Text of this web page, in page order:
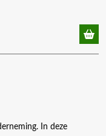
In deze